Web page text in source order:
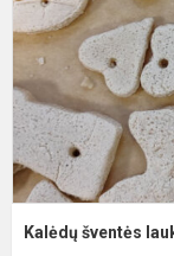
Kalėdų šventės